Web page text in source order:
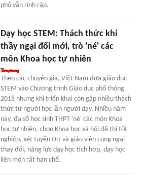
phố vẫn rình rập.
Dạy học STEM: Thách thức khi
thầy ngại đổi mới, trò 'né' các
môn Khoa học tự nhiên
Theo các chuyên gia, Việt Nam đưa giáo dục
STEM vào Chương trình Giáo dục phổ thông
2018 nhưng khi triển khai còn gặp nhiều thách
thức từ người học lẫn người dạy. Nhiều năm
nay, đa số học sinh THPT 'né' các môn Khoa
học tự nhiên, chọn Khoa học xã hội để thi tốt
nghiệp, xét tuyển ĐH và giáo viên cũng ngại
thay đổi, năng lực dạy học tích hợp, dạy học
liên môn rất hạn chế.